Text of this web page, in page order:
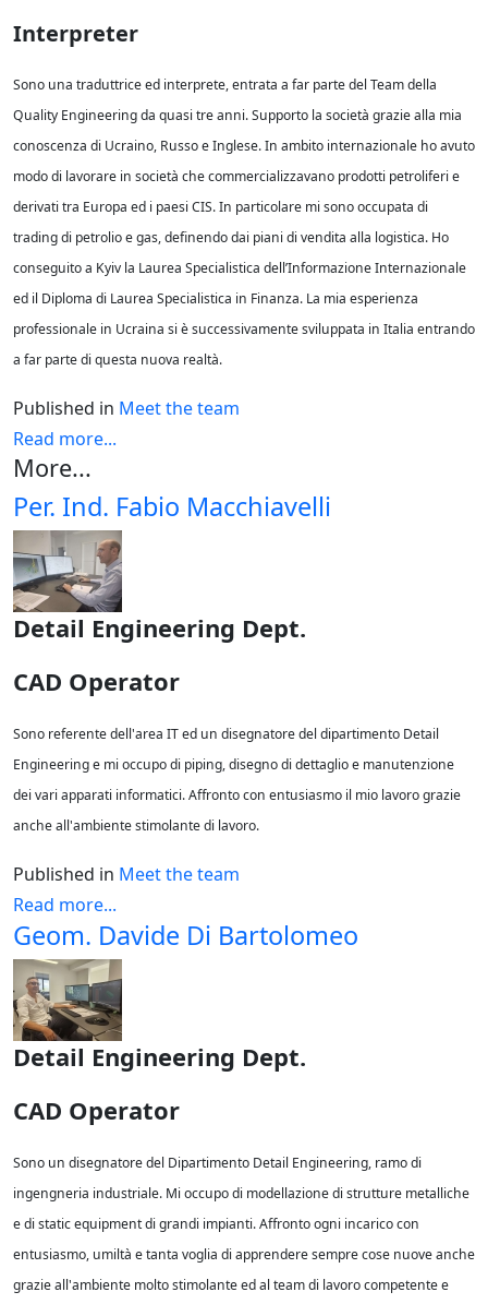
Interpreter
Sono una traduttrice ed interprete, entrata a far parte del Team della
Quality Engineering da quasi tre anni. Supporto la società grazie alla mia
conoscenza di Ucraino, Russo e Inglese. In ambito internazionale ho avuto
modo di lavorare in società che commercializzavano prodotti petroliferi e
derivati tra Europa ed i paesi CIS. In particolare mi sono occupata di
trading di petrolio e gas, definendo dai piani di vendita alla logistica. Ho
conseguito a Kyiv la Laurea Specialistica dell’Informazione Internazionale
ed il Diploma di Laurea Specialistica in Finanza. La mia esperienza
professionale in Ucraina si è successivamente sviluppata in Italia entrando
a far parte di questa nuova realtà.
Published in Meet the team
Read more...
More...
Per. Ind. Fabio Macchiavelli
Detail Engineering Dept.
CAD Operator
Sono referente dell'area IT ed un disegnatore del dipartimento Detail
Engineering e mi occupo di piping, disegno di dettaglio e manutenzione
dei vari apparati informatici. Affronto con entusiasmo il mio lavoro grazie
anche all'ambiente stimolante di lavoro.
Published in Meet the team
Read more...
Geom. Davide Di Bartolomeo
Detail Engineering Dept.
CAD Operator
Sono un disegnatore del Dipartimento Detail Engineering, ramo di
ingengneria industriale. Mi occupo di modellazione di strutture metalliche
e di static equipment di grandi impianti. Affronto ogni incarico con
entusiasmo, umiltà e tanta voglia di apprendere sempre cose nuove anche
grazie all'ambiente molto stimolante ed al team di lavoro competente e